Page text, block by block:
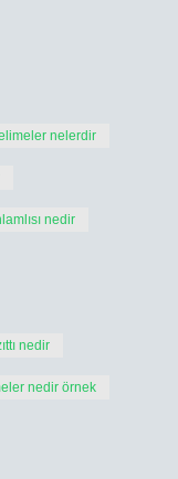
nelerdir
nedir
nedir
nedir örnek